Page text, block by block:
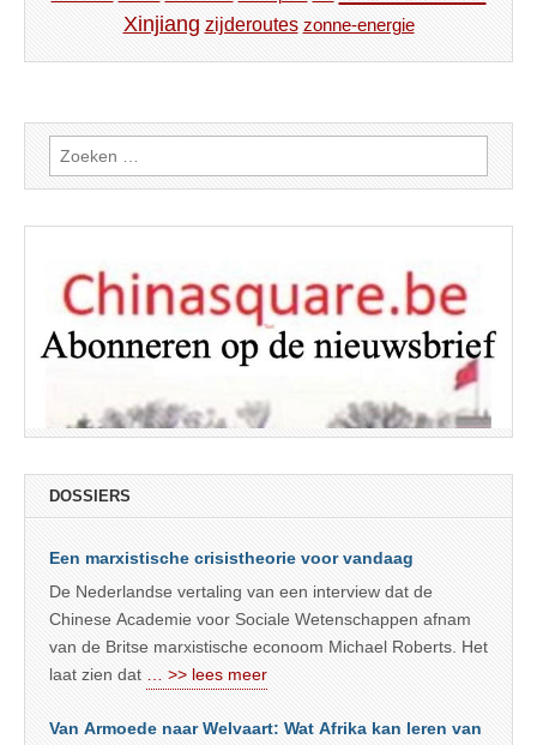
Xinjiang zijderoutes zonne-energie
Zoeken
naar:
DOSSIERS
Een marxistische crisistheorie voor vandaag
De Nederlandse vertaling van een interview dat de
Chinese Academie voor Sociale Wetenschappen afnam
van de Britse marxistische econoom Michael Roberts. Het
laat zien dat
… >> lees meer
Van Armoede naar Welvaart: Wat Afrika kan leren van